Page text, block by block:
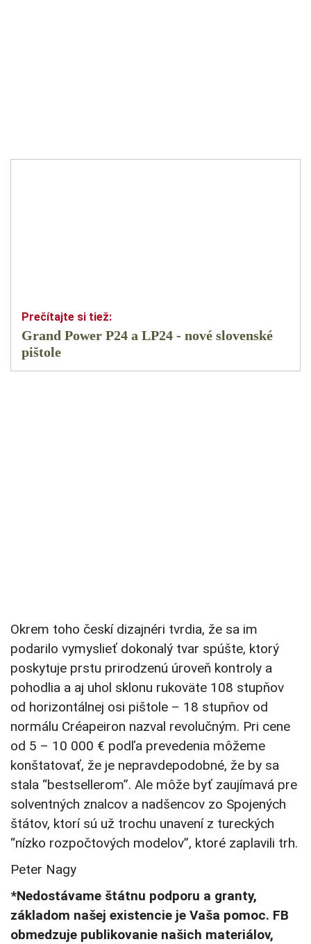
Grand Power P24 a LP24 - nové slovenské
pištole
Okrem toho českí dizajnéri tvrdia, že sa im
podarilo vymyslieť dokonalý tvar spúšte, ktorý
poskytuje prstu prirodzenú úroveň kontroly a
pohodlia a aj uhol sklonu rukoväte 108 stupňov
od horizontálnej osi pištole – 18 stupňov od
normálu Créapeiron nazval revolučným. Pri cene
od 5 – 10 000 € podľa prevedenia môžeme
konštatovať, že je nepravdepodobné, že by sa
stala “bestsellerom”. Ale môže byť zaujímavá pre
solventných znalcov a nadšencov zo Spojených
štátov, ktorí sú už trochu unavení z tureckých
“nízko rozpočtových modelov”, ktoré zaplavili trh.
Peter Nagy
*Nedostávame štátnu podporu a granty,
základom našej existencie je Vaša pomoc. FB
obmedzuje publikovanie našich materiálov,